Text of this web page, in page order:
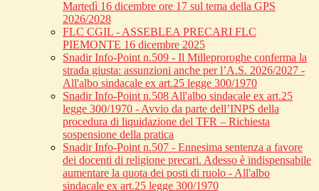
Martedì 16 dicembre ore 17 sul tema della GPS
2026/2028
FLC CGIL - ASSEBLEA PRECARI FLC
PIEMONTE 16 dicembre 2025
Snadir Info-Point n.509 - Il Milleproroghe conferma la
strada giusta: assunzioni anche per l’A.S. 2026/2027 -
All'albo sindacale ex art.25 legge 300/1970
Snadir Info-Point n.508 All'albo sindacale ex art.25
legge 300/1970 - Avvio da parte dell’INPS della
procedura di liquidazione del TFR – Richiesta
sospensione della pratica
Snadir Info-Point n.507 - Ennesima sentenza a favore
dei docenti di religione precari. Adesso è indispensabile
aumentare la quota dei posti di ruolo - All'albo
sindacale ex art.25 legge 300/1970